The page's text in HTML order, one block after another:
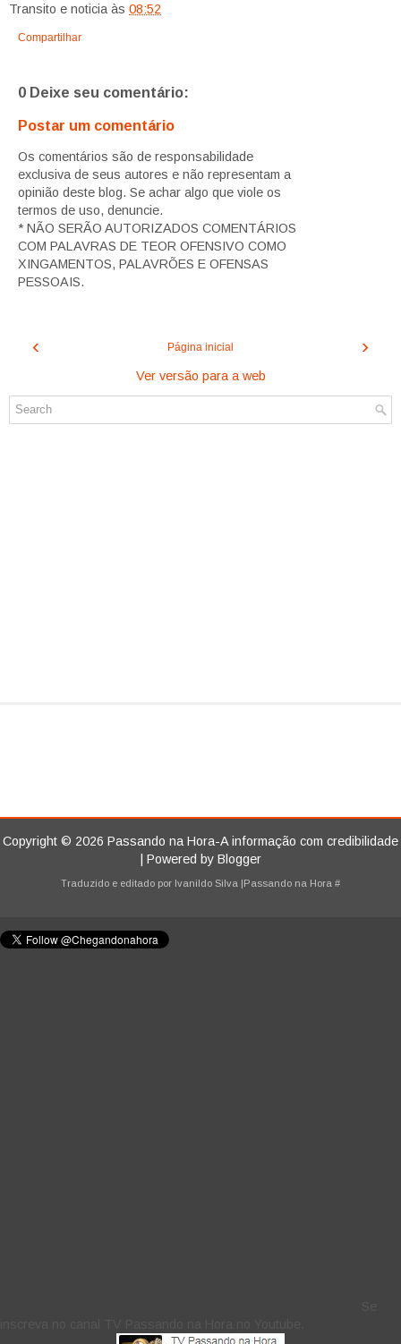
Transito e noticia às 08:52
Compartilhar
0 Deixe seu comentário:
Postar um comentário
Os comentários são de responsabilidade
exclusiva de seus autores e não representam a
opinião deste blog. Se achar algo que viole os
termos de uso, denuncie.
* NÃO SERÃO AUTORIZADOS COMENTÁRIOS
COM PALAVRAS DE TEOR OFENSIVO COMO
XINGAMENTOS, PALAVRÕES E OFENSAS
PESSOAIS.
‹ ›
Página inicial
Ver versão para a web
Copyright © 2026 Passando na Hora-A informação com credibilidade
| Powered by Blogger
Traduzido e editado por Ivanildo Silva |Passando na Hora #